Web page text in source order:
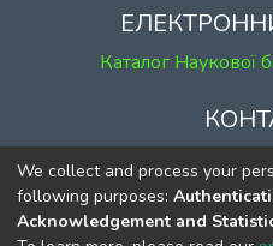
Каталог Наукової
м. Київ, вул.
к. 1,
тел. (044)
We collect and process your
following purposes:
Acknowledgement and